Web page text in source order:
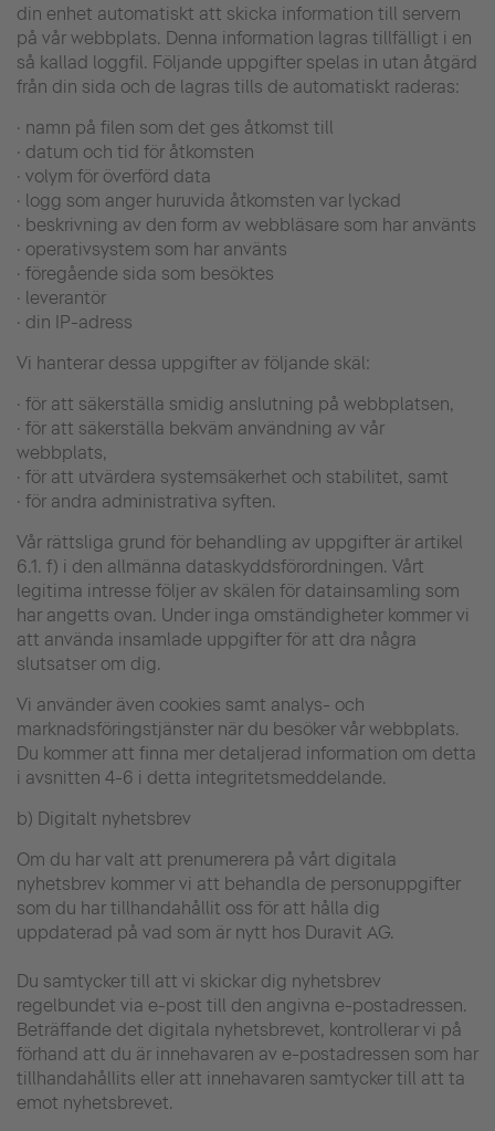
din enhet automatiskt att skicka information till servern
på vår webbplats. Denna information lagras tillfälligt i en
så kallad loggfil. Följande uppgifter spelas in utan åtgärd
från din sida och de lagras tills de automatiskt raderas:
· namn på filen som det ges åtkomst till
· datum och tid för åtkomsten
· volym för överförd data
· logg som anger huruvida åtkomsten var lyckad
· beskrivning av den form av webbläsare som har använts
· operativsystem som har använts
· föregående sida som besöktes
· leverantör
· din IP-adress
Vi hanterar dessa uppgifter av följande skäl:
· för att säkerställa smidig anslutning på webbplatsen,
· för att säkerställa bekväm användning av vår
webbplats,
· för att utvärdera systemsäkerhet och stabilitet, samt
· för andra administrativa syften.
Vår rättsliga grund för behandling av uppgifter är artikel
6.1. f) i den allmänna dataskyddsförordningen. Vårt
legitima intresse följer av skälen för datainsamling som
har angetts ovan. Under inga omständigheter kommer vi
att använda insamlade uppgifter för att dra några
slutsatser om dig.
Vi använder även cookies samt analys- och
marknadsföringstjänster när du besöker vår webbplats.
Du kommer att finna mer detaljerad information om detta
i avsnitten 4-6 i detta integritetsmeddelande.
b) Digitalt nyhetsbrev
Om du har valt att prenumerera på vårt digitala
nyhetsbrev kommer vi att behandla de personuppgifter
som du har tillhandahållit oss för att hålla dig
uppdaterad på vad som är nytt hos Duravit AG.
Du samtycker till att vi skickar dig nyhetsbrev
regelbundet via e-post till den angivna e-postadressen.
Beträffande det digitala nyhetsbrevet, kontrollerar vi på
förhand att du är innehavaren av e-postadressen som har
tillhandahållits eller att innehavaren samtycker till att ta
emot nyhetsbrevet.